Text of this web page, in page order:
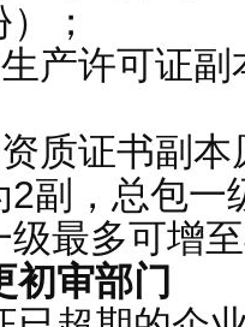
；
产许可证副
质证书副本
2副，总包一
最多可增
初审部门